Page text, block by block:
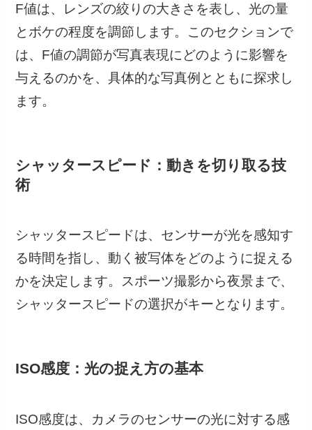
F値は、レンズの絞りの大きさを表し、光の量
とボケの程度を調節します。このセクションで
は、F値の調節が写真表現にどのように影響を
与えるのかを、具体的な写真例とともに探求し
ます。
シャッタースピード：動きを切り取る技
術
シャッタースピードは、センサーが光を感知す
る時間を指し、動く被写体をどのように捉える
かを決定します。スポーツ撮影から夜景まで、
シャッタースピードの選択がキーとなります。
ISO感度：光の捉え方の基本
ISO感度は、カメラのセンサーの光に対する感